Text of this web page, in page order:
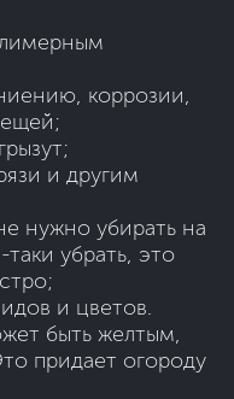
коррозии,
и другим
нужно убирать на
убрать, это
и цветов.
быть желтым,
придает огороду